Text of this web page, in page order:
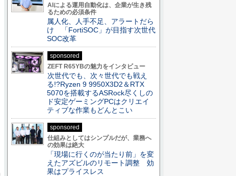
AIによる運用自動化は、企業が生き残
るための必須条件
属人化、人手不足、アラートだら
け 「FortiSOC」が目指す次世代
SOC改革
sponsored
ZEFT R65YBの魅力をインタビュー
次世代でも、次々世代でも戦え
る!?Ryzen 9 9950X3D2＆RTX
5070を搭載するASRock尽くしの
ド安定ゲーミングPCはクリエイ
ティブな作業もどんとこい
sponsored
仕組みとしてはシンプルだが、業務へ
の効果は絶大
「現場に行くのが当たり前」を変
えたアズビルのリモート調整 効
果はプライスレス